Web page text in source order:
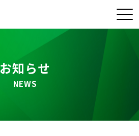
お知らせ
NEWS